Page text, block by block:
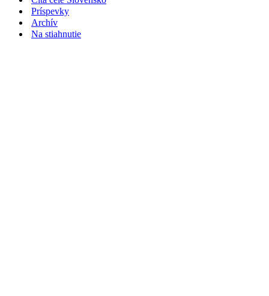
Príspevky
Archív
Na stiahnutie